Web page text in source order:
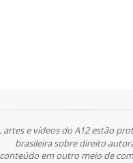
e vídeos do A12 estão
brasileira sobre direito
em outro meio de